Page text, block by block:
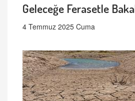
Geleceğe Ferasetle
4 Temmuz 2025 Cuma